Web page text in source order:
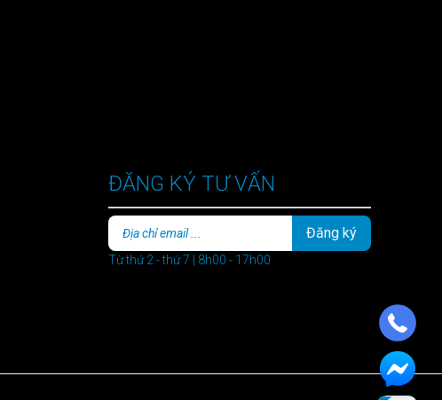
ĐĂNG KÝ TƯ VẤN
Đăng ký
Từ thứ 2 - thứ 7 | 8h00 - 17h00